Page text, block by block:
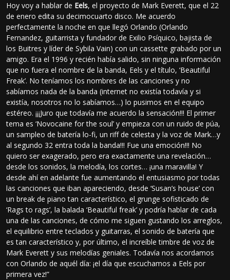
Hoy voy a hablar de Eels, el proyecto de Mark Everett, que el 22
de enero edita su decimocuarto disco. Me acuerdo
perfectamente la noche en que llegó Orlando (Orlando
Fernandez, guitarrista y fundador de Exilio Psíquico, bajista de
los Buitres y líder de Sybila Vain) con un cassette grabado por un
amigo. Era el 1996 y recién había salido, sin ninguna información
que no fuera el nombre de la banda, Eels y el título, ‘Beautiful
Freak’. No teníamos los nombres de las canciones y no
sabíamos nada de la banda (internet no existía todavía y si
existía, nosotros no lo sabíamos…) lo pusimos en el equipo
estéreo. ¡¡¡Juro que todavía me acuerdo la sensación!!! El primer
tema es ‘Novocaine for the soul’ y empieza con un ruido de púa,
un sampleo de batería lo-fi, un riff de celesta y la voz de Mark…y
al segundo 32 entra toda la banda!!! Fue una emoción!!! No
quiero ser exagerado, pero era exactamente una revelación…
desde los sonidos, la melodía, los cortes… ¡una maravilla! Y
desde ahí en adelante fue aumentando el entusiasmo por todas
las canciones que iban apareciendo, desde ‘Susan’s house’ con
un break de piano tan característico, el grunge sofisticado de
‘Rags to rags’, la balada ‘Beautiful freak’ y podría hablar de cada
una de las canciones, de cómo me siguen gustando los arreglos,
el equilibrio entre teclados y guitarras, el sonido de batería que
es tan característico y, por último, el increíble timbre de voz de
Mark Everett y sus melodías geniales. Todavía nos acordamos
con Orlando de aquél día: ¡el día que escuchamos a Eels por
primera vez!”